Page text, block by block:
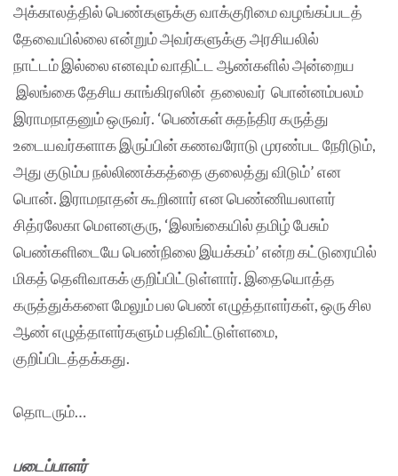
அக்காலத்தில் பெண்களுக்கு வாக்குரிமை வழங்கப்படத்
தேவையில்லை என்றும் அவர்களுக்கு அரசியலில்
நாட்டம் இல்லை எனவும் வாதிட்ட ஆண்களில் அன்றைய
இலங்கை தேசிய காங்கிரஸின் தலைவர் பொன்னம்பலம்
இராமநாதனும் ஒருவர். ‘பெண்கள் சுதந்திர கருத்து
உடையவர்களாக இருப்பின் கணவரோடு முரண்பட நேரிடும்,
அது குடும்ப நல்லிணக்கத்தை குலைத்து விடும்’ என
பொன். இராமநாதன் கூறினார் என பெண்ணியலாளர்
சித்ரலேகா மௌனகுரு, ‘இலங்கையில் தமிழ் பேசும்
பெண்களிடையே பெண்நிலை இயக்கம்’ என்ற கட்டுரையில்
மிகத் தெளிவாகக் குறிப்பிட்டுள்ளார். இதையொத்த
கருத்துக்களை மேலும் பல பெண் எழுத்தாளர்கள், ஒரு சில
ஆண் எழுத்தாளர்களும் பதிவிட்டுள்ளமை,
குறிப்பிடத்தக்கது.
தொடரும்…
படைப்பாளர்